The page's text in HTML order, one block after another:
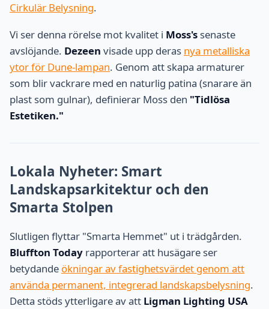
Cirkulär Belysning.
Vi ser denna rörelse mot kvalitet i Moss's senaste
avslöjande. Dezeen visade upp deras nya metalliska
ytor för Dune-lampan. Genom att skapa armaturer
som blir vackrare med en naturlig patina (snarare än
plast som gulnar), definierar Moss den "Tidlösa
Estetiken."
Lokala Nyheter: Smart
Landskapsarkitektur och den
Smarta Stolpen
Slutligen flyttar "Smarta Hemmet" ut i trädgården.
Bluffton Today rapporterar att husägare ser
betydande ökningar av fastighetsvärdet genom att
använda permanent, integrerad landskapsbelysning.
Detta stöds ytterligare av att Ligman Lighting USA